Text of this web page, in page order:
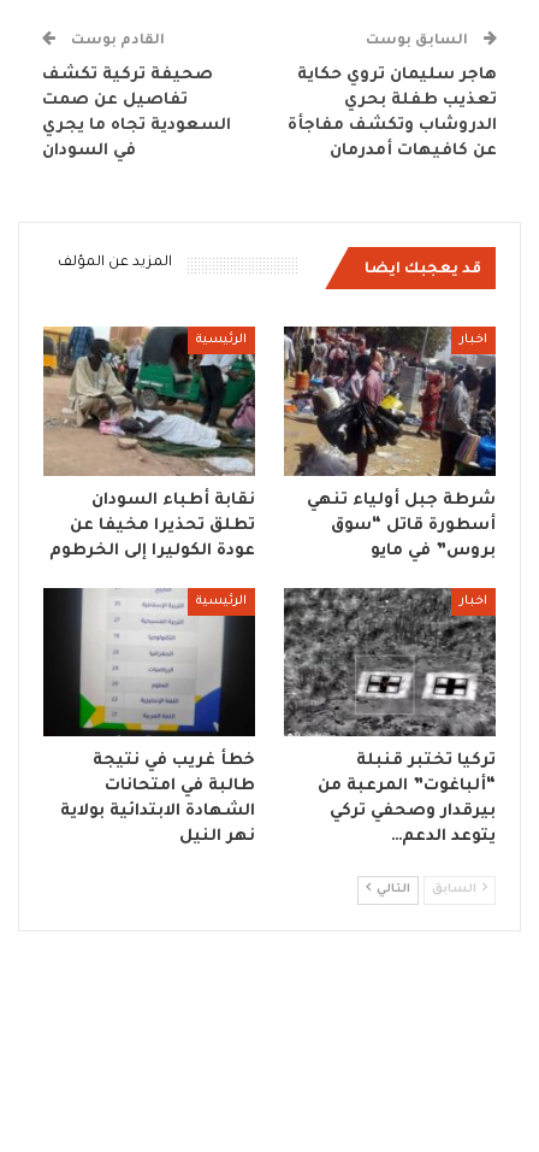
السابق بوست
هاجر سليمان تروي حكاية
تعذيب طفلة بحري
الدروشاب وتكشف مفاجأة
عن كافيهات أمدرمان
القادم بوست
صحيفة تركية تكشف
تفاصيل عن صمت
السعودية تجاه ما يجري
في السودان
قد يعجبك ايضا المزيد عن المؤلف
اخبار
شرطة جبل أولياء تنهي
أسطورة قاتل “سوق
بروس” في مايو
الرئيسية
نقابة أطباء السودان
تطلق تحذيرا مخيفا عن
عودة الكوليرا إلى الخرطوم
اخبار
تركيا تختبر قنبلة
“ألباغوت” المرعبة من
بيرقدار وصحفي تركي
يتوعد الدعم…
الرئيسية
خطأ غريب في نتيجة
طالبة في امتحانات
الشهادة الابتدائية بولاية
نهر النيل
السابق التالي